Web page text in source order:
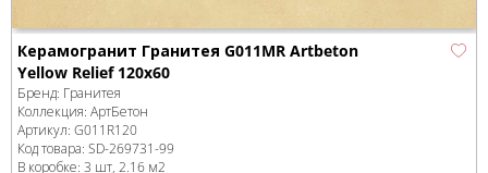
Керамогранит Гранитея G011MR Artbeton
Yellow Relief 120x60
Бренд: Гранитея
Коллекция: АртБетон
Артикул: G011R120
Код товара: SD-269731-99
В коробке: 3 шт, 2.16 м2